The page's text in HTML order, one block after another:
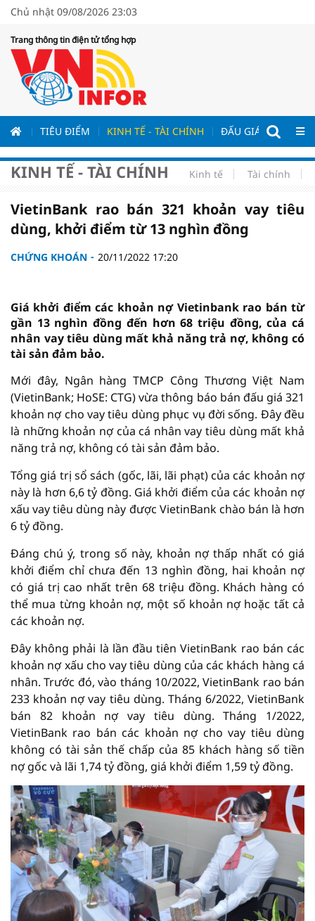
Chủ nhật 09/08/2026 23:03
Trang thông tin điện tử tổng hợp
TIÊU ĐIỂM KINH TẾ - TÀI CHÍNH ĐẤU GIÁ - ĐẤU
KINH TẾ - TÀI CHÍNH Kinh tế Tài chính
VietinBank rao bán 321 khoản vay tiêu
dùng, khởi điểm từ 13 nghìn đồng
CHỨNG KHOÁN 20/11/2022 17:20
Giá khởi điểm các khoản nợ Vietinbank rao bán từ
gần 13 nghìn đồng đến hơn 68 triệu đồng, của cá
nhân vay tiêu dùng mất khả năng trả nợ, không có
tài sản đảm bảo.
Mới đây, Ngân hàng TMCP Công Thương Việt Nam
(VietinBank; HoSE: CTG) vừa thông báo bán đấu giá 321
khoản nợ cho vay tiêu dùng phục vụ đời sống. Đây đều
là những khoản nợ của cá nhân vay tiêu dùng mất khả
năng trả nợ, không có tài sản đảm bảo.
Tổng giá trị sổ sách (gốc, lãi, lãi phạt) của các khoản nợ
này là hơn 6,6 tỷ đồng. Giá khởi điểm của các khoản nợ
xấu vay tiêu dùng này được VietinBank chào bán là hơn
6 tỷ đồng.
Đáng chú ý, trong số này, khoản nợ thấp nhất có giá
khởi điểm chỉ chưa đến 13 nghìn đồng, hai khoản nợ
có giá trị cao nhất trên 68 triệu đồng. Khách hàng có
thể mua từng khoản nợ, một số khoản nợ hoặc tất cả
các khoản nợ.
Đây không phải là lần đầu tiên VietinBank rao bán các
khoản nợ xấu cho vay tiêu dùng của các khách hàng cá
nhân. Trước đó, vào tháng 10/2022, VietinBank rao bán
233 khoản nợ vay tiêu dùng. Tháng 6/2022, VietinBank
bán 82 khoản nợ vay tiêu dùng. Tháng 1/2022,
VietinBank rao bán các khoản nợ cho vay tiêu dùng
không có tài sản thế chấp của 85 khách hàng số tiền
nợ gốc và lãi 1,74 tỷ đồng, giá khởi điểm 1,59 tỷ đồng.